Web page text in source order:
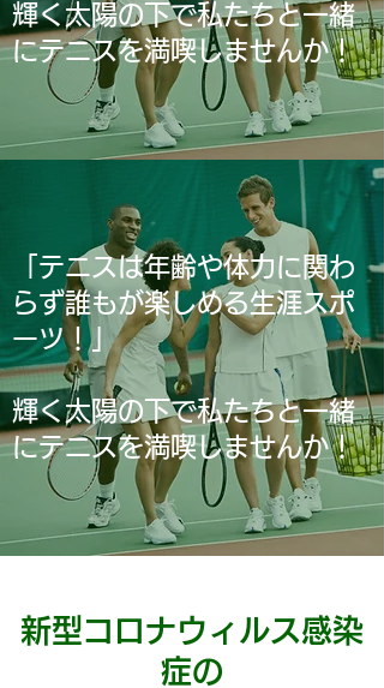
​輝く太陽の下で私たちと一緒
にテニスを満喫しませんか！​
「テニスは年齢や体力に関わ
らず誰もが楽しめる生涯スポ
ーツ！」
​輝く太陽の下で私たちと一緒
にテニスを満喫しませんか！​
新型コロナウィルス感染
症の